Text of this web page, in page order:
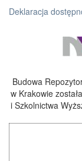
Deklaracja
Budowa
w Krakowie
i Szkolnictwa